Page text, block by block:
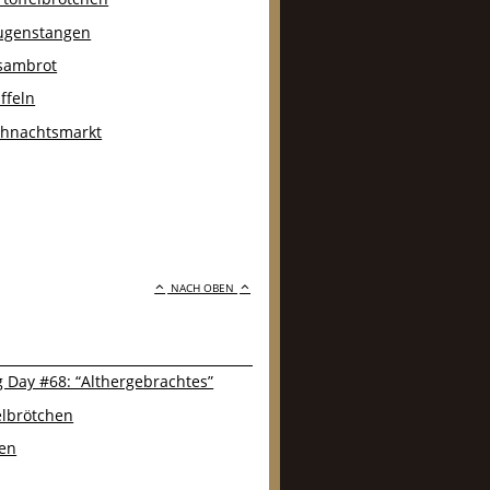
NACH OBEN
Day #68: “Althergebrachtes”